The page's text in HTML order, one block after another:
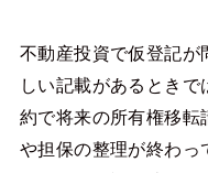
不動産投資で仮登記が
しい記載があるとき
約で将来の所有権移転
や担保の整理が終わっ